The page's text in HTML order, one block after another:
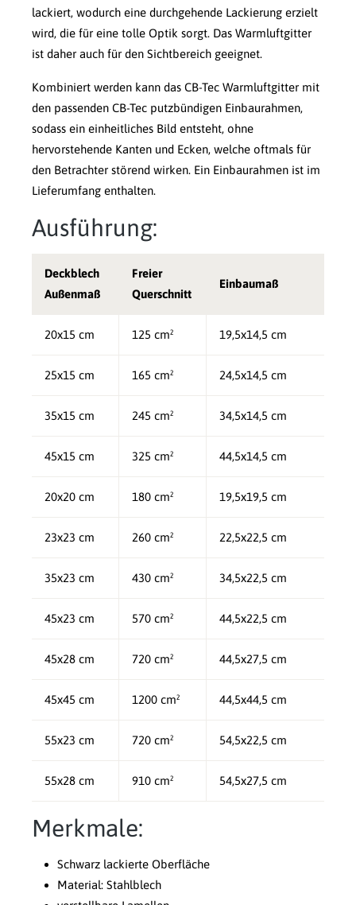
lackiert, wodurch eine durchgehende Lackierung erzielt
wird, die für eine tolle Optik sorgt. Das Warmluftgitter
ist daher auch für den Sichtbereich geeignet.
Kombiniert werden kann das CB-Tec Warmluftgitter mit
den passenden CB-Tec putzbündigen Einbaurahmen,
sodass ein einheitliches Bild entsteht, ohne
hervorstehende Kanten und Ecken, welche oftmals für
den Betrachter störend wirken. Ein Einbaurahmen ist im
Lieferumfang enthalten.
Ausführung:
Deckblech
Außenmaß
Freier
Querschnitt
Einbaumaß
20x15 cm 125 cm² 19,5x14,5 cm
25x15 cm 165 cm² 24,5x14,5 cm
35x15 cm 245 cm² 34,5x14,5 cm
45x15 cm 325 cm² 44,5x14,5 cm
20x20 cm 180 cm² 19,5x19,5 cm
23x23 cm 260 cm² 22,5x22,5 cm
35x23 cm 430 cm² 34,5x22,5 cm
45x23 cm 570 cm² 44,5x22,5 cm
45x28 cm 720 cm² 44,5x27,5 cm
45x45 cm 1200 cm² 44,5x44,5 cm
55x23 cm 720 cm² 54,5x22,5 cm
55x28 cm 910 cm² 54,5x27,5 cm
Merkmale:
Schwarz lackierte Oberfläche
Material: Stahlblech